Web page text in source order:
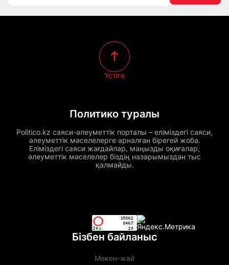
Политико туралы
Politico.kz саяси-әлеуметтік порталы – еліміздегі саяси,
әлеуметтік мәселелерге арналған бірегей жоба.
Еліміздегі саяси жағдайлар, маңызды оқиғалар,
әлеуметтік мәселелер біздің назарымыздан тыс
қалмайды.
Үстіге
Бізбен байланыс
Мекен-жай